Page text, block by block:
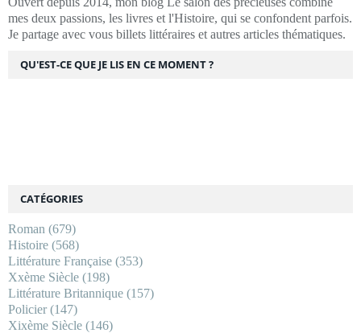
mes deux passions, les livres et l'Histoire, qui se confondent parfois.
Je partage avec vous billets littéraires et autres articles thématiques.
CATÉGORIES
Roman (679)
Histoire (568)
Littérature Française (353)
Xxème Siècle (198)
Littérature Britannique (157)
Policier(147)
Xixème Siècle (146)
QU'EST-CE QUE JE LIS EN CE MOMENT ?